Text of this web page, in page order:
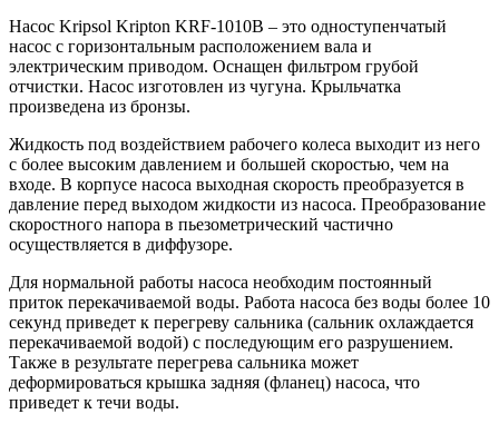
Насос Kripsol Kripton KRF-1010B – это одноступенчатый
насос с горизонтальным расположением вала и
электрическим приводом. Оснащен фильтром грубой
отчистки. Насос изготовлен из чугуна. Крыльчатка
произведена из бронзы.
Жидкость под воздействием рабочего колеса выходит из него
с более высоким давлением и большей скоростью, чем на
входе. В корпусе насоса выходная скорость преобразуется в
давление перед выходом жидкости из насоса. Преобразование
скоростного напора в пьезометрический частично
осуществляется в диффузоре.
Для нормальной работы насоса необходим постоянный
приток перекачиваемой воды. Работа насоса без воды более 10
секунд приведет к перегреву сальника (сальник охлаждается
перекачиваемой водой) с последующим его разрушением.
Также в результате перегрева сальника может
деформироваться крышка задняя (фланец) насоса, что
приведет к течи воды.